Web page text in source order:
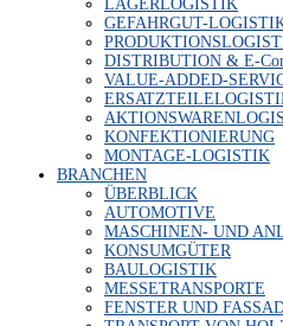
LAGER­LO­GIS­TIK
GEFAHR­GUT-
DIS­TRI­BU­TI­ON &
VALUE-ADDED-
KON­FEK­TIO­NIE­RUNG
MON­TA­GE-LOGIS­TIK
BRAN­CHEN
ÜBER­BLICK
AUTO­MO­TI­VE
MASCHI­NEN- UND
KON­SUM­GÜ­TER
BAU­LO­GIS­TIK
MES­SE­TRANS­POR­TE
FENS­TER UND